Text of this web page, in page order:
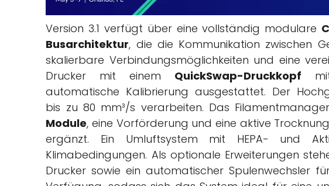
Version 3.1verfügt über eine vollständig modulare
Busarchitektur, die die Kommunikation zwischen
skalierbare Verbindungsmöglichkeiten und eine
Drucker miteinem QuickSwap-Druckkopf
automatische Kalibrierung ausgestattet. Der
bis zu 80 mm³/s verarbeiten. Das
Module,eine Vorförderung und eine aktive Trocknung
ergänzt. Ein Umluftsystem mit HEPA- und
Klimabedingungen. Als optionale Erweiterungen
Druckersowie ein automatischer Spulenwechsler